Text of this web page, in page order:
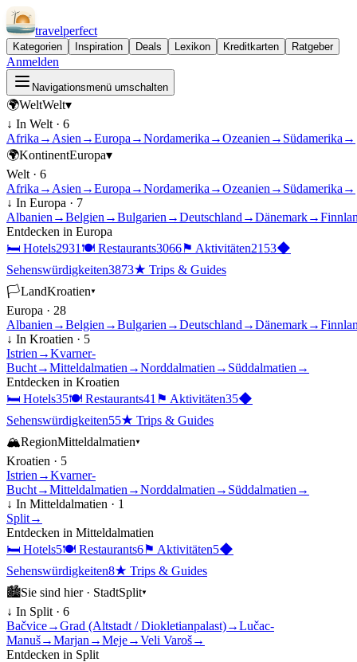
travelperfect
Kategorien Inspiration Deals Lexikon Kreditkarten Ratgeber
Anmelden
Navigationsmenü umschalten
🌍WeltWelt▾
↓ In Welt · 6
Afrika → Asien →Europa →Nordamerika →Ozeanien → Südamerika →
🌍KontinentEuropa▾
Welt · 6
Afrika → Asien →Europa →Nordamerika →Ozeanien → Südamerika →
↓ In Europa · 7
Albanien →Belgien →Bulgarien →Deutschland →Dänemark→
Entdecken in Europa
🛏 Hotels2931 🍽 Restaurants3066⚑ Aktivitäten2153◆
Sehenswürdigkeiten3873★ Trips & Guides
🏳LandKroatien▾
Europa · 28
Albanien →Belgien →Bulgarien →Deutschland →Dänemark→
↓ In Kroatien · 5
Istrien →Kvarner-
Bucht→Mitteldalmatien →Norddalmatien → Süddalmatien →
Entdecken in Kroatien
🛏 Hotels35🍽 Restaurants41 ⚑ Aktivitäten35◆
Sehenswürdigkeiten55★ Trips & Guides
🏔RegionMitteldalmatien▾
Kroatien · 5
Istrien →Kvarner-
Bucht→Mitteldalmatien →Norddalmatien → Süddalmatien →
↓ In Mitteldalmatien · 1
Split→
Entdecken in Mitteldalmatien
🛏 Hotels5🍽 Restaurants6⚑ Aktivitäten5◆
Sehenswürdigkeiten8★ Trips & Guides
🏙Sie sind hier · StadtSplit▾
↓ In Split · 6
Bačvice→Grad (Altstadt / Diokletianpalast)→Lučac-
Manuš→Marjan →Meje→Veli Varoš→
Entdecken in Split